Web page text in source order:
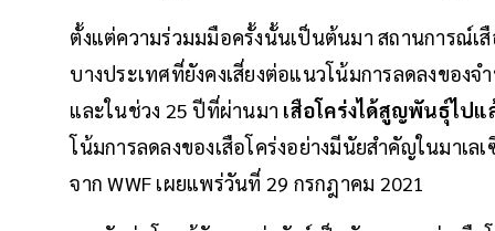
ตั้งแต่ความร่วมมมือครั้งนั้นเป็นต้นมา สถานการณ์เ
บางประเทศที่ยังคงเสี่ยงต่อแนวโน้มการลดลงของจ
และในช่วง 25 ปีที่ผ่านมา เสือโคร่งได้สูญพันธุ์ไป
โน้มการลดลงของเสือโคร่งอย่างมีนัยสำคัญในมาเล
จาก WWF เผยแพร่วันที่ 29 กรกฎาคม 2021